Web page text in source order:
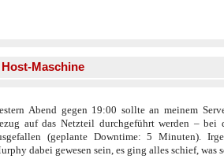
Maschine
Abend gegen 19:00 sollte an meinem
auf das Netzteil durchgeführt werden – bei
(geplante Downtime: 5 Minuten).
dabei gewesen sein, es ging alles schief, was